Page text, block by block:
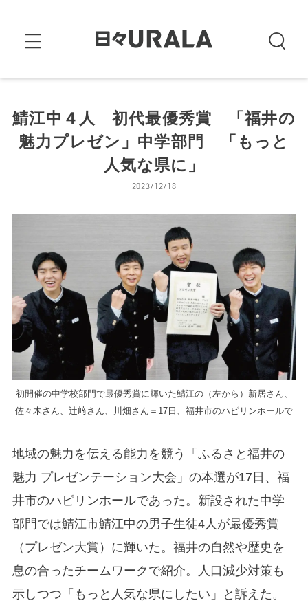
鯖江中４人 初代最優秀賞 「福井の
魅力プレゼン」中学部門 「もっと
人気な県に」
2023/12/18
初開催の中学校部門で最優秀賞に輝いた鯖江の（左から）新居さん、
佐々木さん、辻﨑さん、川畑さん＝17日、福井市のハピリンホールで
地域の魅力を伝える能力を競う「ふるさと福井の
魅力 プレゼンテーション大会」の本選が17日、福
井市のハピリンホールであった。新設された中学
部門では鯖江市鯖江中の男子生徒4人が最優秀賞
（プレゼン大賞）に輝いた。福井の自然や歴史を
息の合ったチームワークで紹介。人口減少対策も
示しつつ「もっと人気な県にしたい」と訴えた。